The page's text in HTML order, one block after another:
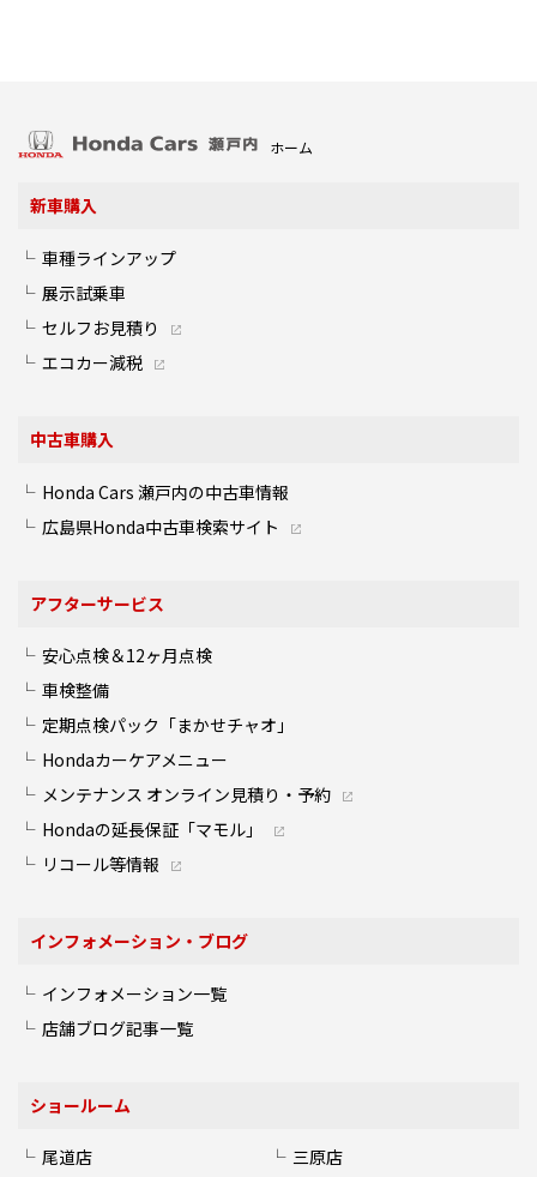
ホーム
新車購入
車種ラインアップ
展示試乗車
セルフお見積り
エコカー減税
中古車購入
Honda Cars 瀬戸内の中古車情報
広島県Honda中古車検索サイト
アフターサービス
安心点検＆12ヶ月点検
車検整備
定期点検パック「まかせチャオ」
Hondaカーケアメニュー
メンテナンス オンライン見積り・予約
Hondaの延長保証「マモル」
リコール等情報
インフォメーション・ブログ
インフォメーション一覧
店舗ブログ記事一覧
ショールーム
尾道店
三原店